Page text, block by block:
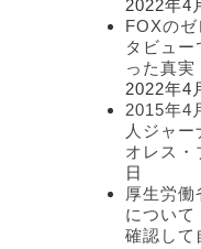
2022年4
FOXの
タビュ
った真実
2022年4
2015年4
人ジャ
オレス・
日
厚生労働
について
確認して